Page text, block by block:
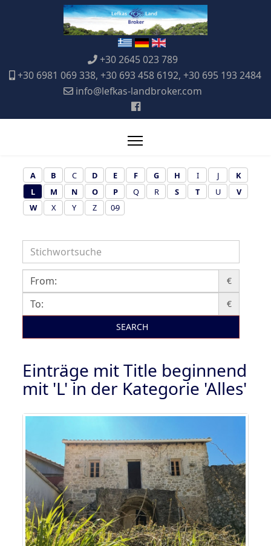
+30 2645 023 789
+30 6981 069 338, +30 693 458 6192, +30 695 193 2484
info@lefkas-landbroker.com
A B C D E F G H I J
K
L
M N O P Q R S T U
V
W
X Y Z 0-9
€
€
SEARCH
Einträge mit Title beginnend
mit 'L' in der Kategorie 'Alles'